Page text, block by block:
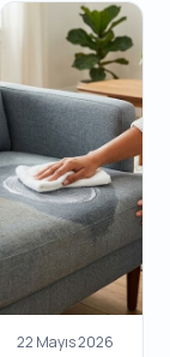
22 Mayıs 2026